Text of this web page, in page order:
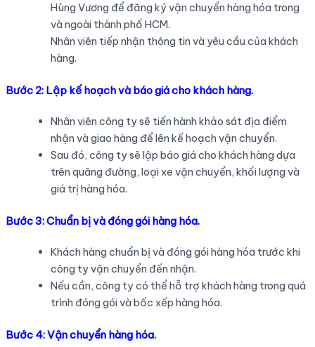
Hùng Vương để đăng ký vận chuyển hàng hóa trong
và ngoài thành phố HCM.
Nhân viên tiếp nhận thông tin và yêu cầu của khách
hàng.
Bước 2: Lập kế hoạch và báo giá cho khách hàng.
Nhân viên công ty sẽ tiến hành khảo sát địa điểm
nhận và giao hàng để lên kế hoạch vận chuyển.
Sau đó, công ty sẽ lập báo giá cho khách hàng dựa
trên quãng đường, loại xe vận chuyển, khối lượng và
giá trị hàng hóa.
Bước 3: Chuẩn bị và đóng gói hàng hóa.
Khách hàng chuẩn bị và đóng gói hàng hóa trước khi
công ty vận chuyển đến nhận.
Nếu cần, công ty có thể hỗ trợ khách hàng trong quá
trình đóng gói và bốc xếp hàng hóa.
Bước 4: Vận chuyển hàng hóa.